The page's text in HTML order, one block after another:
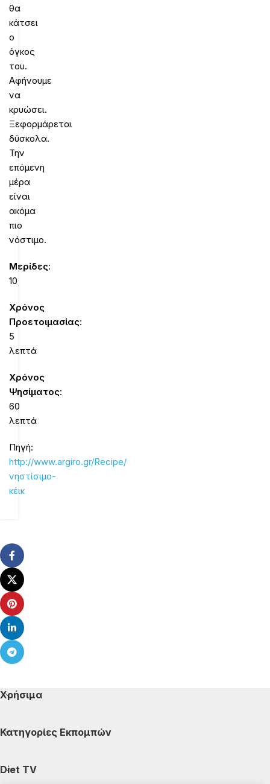
θα
κάτσει
ο
όγκος
του.
Αφήνουμε
να
κρυώσει.
Ξεφορμάρεται
δύσκολα.
Την
επόμενη
μέρα
είναι
ακόμα
πιο
νόστιμο.
Mερίδες:
10
Χρόνος
Προετοιμασίας:
5
λεπτά
Χρόνος
Ψησίματος:
60
λεπτά
Πηγή:
http://www.argiro.gr/Recipe/
νηστίσιμο-
κέικ
Χρήσιμα
Κατηγορίες Εκπομπών
Diet TV